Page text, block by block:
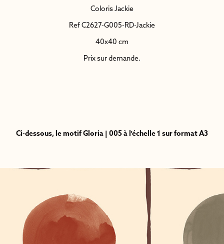
Coloris Jackie
Ref C2627-G005-RD-Jackie
40x40 cm
Prix sur demande.
Ci-dessous, le motif Gloria | 005 à l'échelle 1 sur format A3